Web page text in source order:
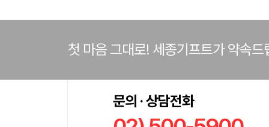
첫 마음 그대로! 세종기프트가 약속드
문의 · 상담전화